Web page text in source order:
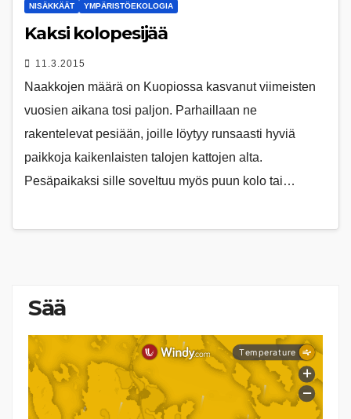
NISÄKKÄÄT
YMPÄRISTÖEKOLOGIA
Kaksi kolopesijää
11.3.2015
Naakkojen määrä on Kuopiossa kasvanut viimeisten
vuosien aikana tosi paljon. Parhaillaan ne
rakentelevat pesiään, joille löytyy runsaasti hyviä
paikkoja kaikenlaisten talojen kattojen alta.
Pesäpaikaksi sille soveltuu myös puun kolo tai…
Sää